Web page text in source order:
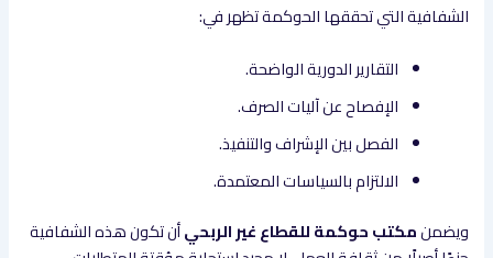
الشفافية التي تحققها الحوكمة تظهر في:
التقارير الدورية الواضحة.
الإفصاح عن آليات الصرف.
الفصل بين الإشراف والتنفيذ.
الالتزام بالسياسات المعتمدة.
ويضمنمكتب حوكمة للقطاع غير الربحيأن تكون هذه الشفافية